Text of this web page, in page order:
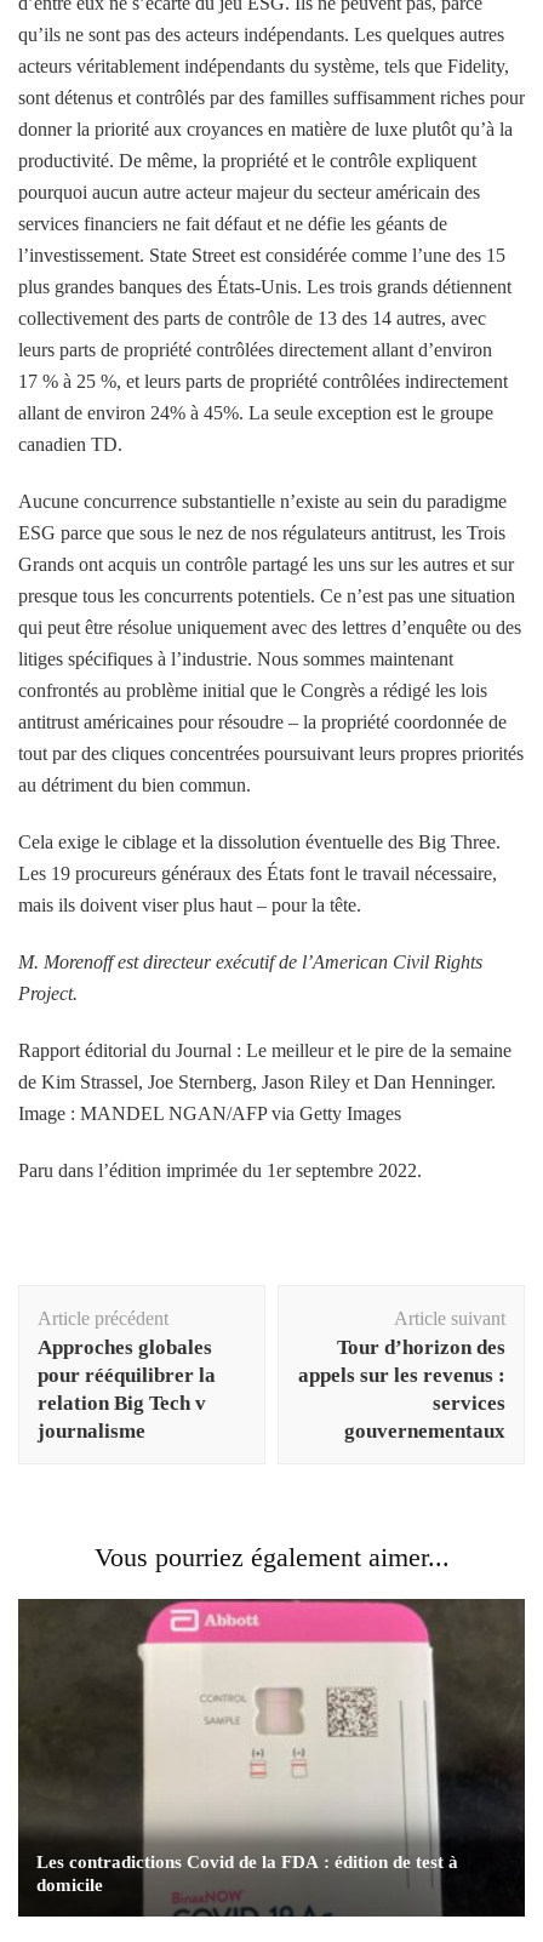
qu’ils ne sont pas des acteurs indépendants. Les quelques autres
acteurs véritablement indépendants du système, tels que Fidelity,
sont détenus et contrôlés par des familles suffisamment riches pour
donner la priorité aux croyances en matière de luxe plutôt qu’à la
productivité. De même, la propriété et le contrôle expliquent
pourquoi aucun autre acteur majeur du secteur américain des
services financiers ne fait défaut et ne défie les géants de
l’investissement. State Street est considérée comme l’une des 15
plus grandes banques des États-Unis. Les trois grands détiennent
collectivement des parts de contrôle de 13 des 14 autres, avec
leurs parts de propriété contrôlées directement allant d’environ
17 % à 25 %, et leurs parts de propriété contrôlées indirectement
allant de environ 24% à 45%. La seule exception est le groupe
canadien TD.
Aucune concurrence substantielle n’existe au sein du paradigme
ESG parce que sous le nez de nos régulateurs antitrust, les Trois
Grands ont acquis un contrôle partagé les uns sur les autres et sur
presque tous les concurrents potentiels. Ce n’est pas une situation
qui peut être résolue uniquement avec des lettres d’enquête ou des
litiges spécifiques à l’industrie. Nous sommes maintenant
confrontés au problème initial que le Congrès a rédigé les lois
antitrust américaines pour résoudre – la propriété coordonnée de
tout par des cliques concentrées poursuivant leurs propres priorités
au détriment du bien commun.
Cela exige le ciblage et la dissolution éventuelle des Big Three.
Les 19 procureurs généraux des États font le travail nécessaire,
mais ils doivent viser plus haut – pour la tête.
M. Morenoff est directeur exécutif de l’American Civil Rights
Project.
Rapport éditorial du Journal : Le meilleur et le pire de la semaine
de Kim Strassel, Joe Sternberg, Jason Riley et Dan Henninger.
Image : MANDEL NGAN/AFP via Getty Images
Paru dans l’édition imprimée du 1er septembre 2022.
d'article
Article précédent
Approches globales
pour rééquilibrer la
relation Big Tech v
journalisme
Article suivant
Tour d’horizon des
appels sur les revenus :
services
gouvernementaux
Vous pourriez également aimer...
Les contradictions Covid de la FDA : édition de test à
domicile